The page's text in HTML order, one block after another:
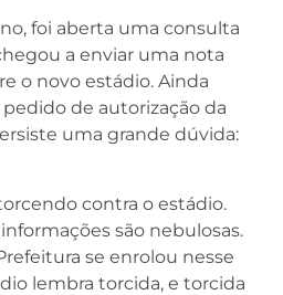
foi aberta uma consulta
a enviar uma nota
o novo estádio. Ainda
de autorização da
uma grande dúvida:
contra o estádio.
são nebulosas.
se enrolou nesse
lembra torcida, e torcida